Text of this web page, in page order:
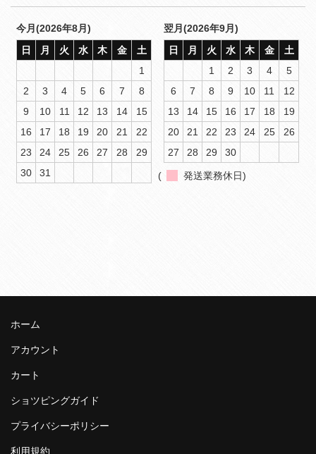
今月(2026年8月)
日
月 火 水 木 金
土
1
2
3 4 5 6 7
8
9
10 11 12 13 14
15
16
17 18 19 20 21
22
23
24 25 26 27 28
29
30
31
翌月(2026年9月)
日
月 火 水 木 金
土
1
2 3 4
5
6
7 8 9 10 11
12
13
14 15 16 17 18
19
20
21 22 23 24 25
26
27
28 29 30
( 発送業務休日)
ホーム
アカウント
カート
ショツピングガイド
プライバシーポリシー
利用規約